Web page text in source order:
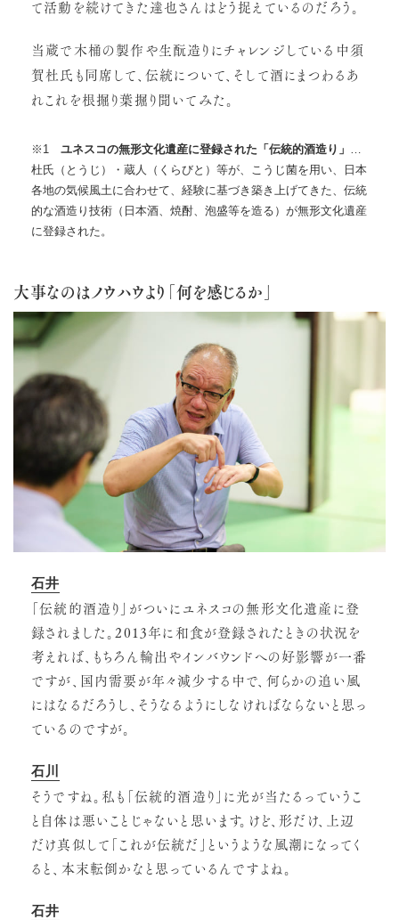
て活動を続けてきた達也さんはどう捉えているのだろう。
当蔵で木桶の製作や生酛造りにチャレンジしている中須
賀杜氏も同席して、伝統について、そして酒にまつわるあ
れこれを根掘り葉掘り聞いてみた。
※1 ユネスコの無形文化遺産に登録された「伝統的酒造り」 …
杜氏（とうじ）・蔵人（くらびと）等が、こうじ菌を用い、日本
各地の気候風土に合わせて、経験に基づき築き上げてきた、伝統
的な酒造り技術（日本酒、焼酎、泡盛等を造る）が無形文化遺産
に登録された。
大事なのはノウハウより「何を感じるか」
石井
「伝統的酒造り」がついにユネスコの無形文化遺産に登
録されました。2013年に和食が登録されたときの状況を
考えれば、もちろん輸出やインバウンドへの好影響が一番
ですが、国内需要が年々減少する中で、何らかの追い風
にはなるだろうし、そうなるようにしなければならないと思っ
ているのですが。
石川
そうですね。私も「伝統的酒造り」に光が当たるっていうこ
と自体は悪いことじゃないと思います。けど、形だけ、上辺
だけ真似して「これが伝統だ」というような風潮になってく
ると、本末転倒かなと思っているんですよね。
石井